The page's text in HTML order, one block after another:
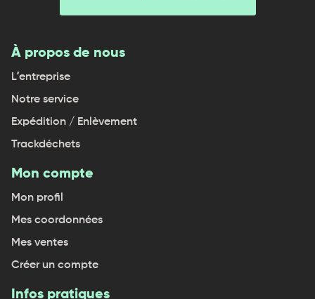
À propos de nous
L’entreprise
Notre service
Expédition / Enlèvement
Trackdéchets
Mon compte
Mon profil
Mes coordonnées
Mes ventes
Créer un compte
Infos pratiques